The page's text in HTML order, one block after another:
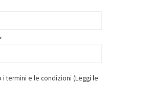
i termini e le condizioni (Leggi le